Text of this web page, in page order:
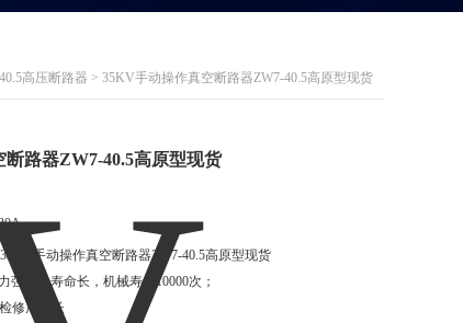
高压断路器 > 35KV手动操作真空断路器ZW7-40.5高原型现货
路器ZW7-40.5高原型现货
手动操作真空断路器ZW7-40.5高原型现货
强，电寿命长，机械寿命10000次；
修周期长